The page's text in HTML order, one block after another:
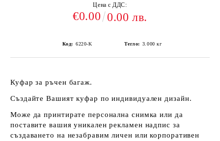
Цена с ДДС:
€0.00 0.00 лв.
Код: 6220-K Тегло: 3.000 кг
Куфар за ръчен багаж.
Създайте Вашият куфар по индивидуален дизайн.
Може да принтирате персонална снимка или да
поставите вашия уникален рекламен надпис за
създаването на незабравим личен или корпоративен